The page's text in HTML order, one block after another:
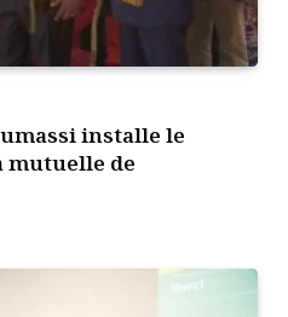
installe le
mutuelle de